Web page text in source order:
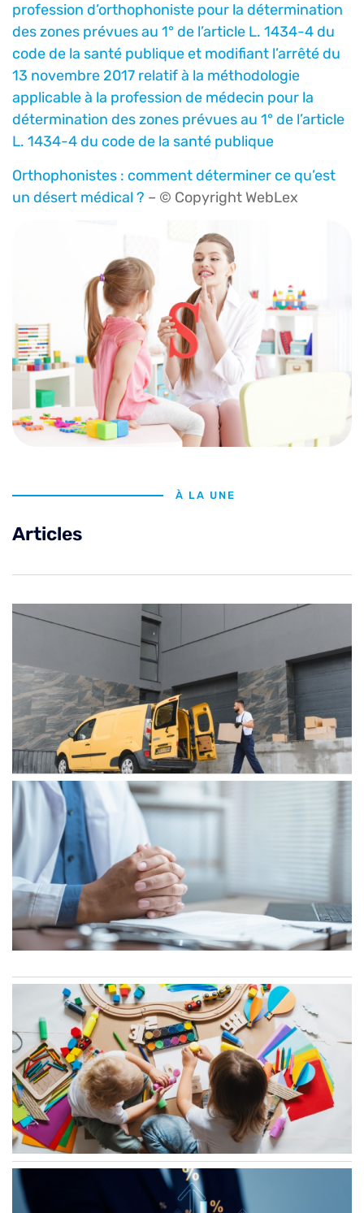
profession d’orthophoniste pour la détermination
des zones prévues au 1° de l’article L. 1434-4 du
code de la santé publique et modifiant l’arrêté du
13 novembre 2017 relatif à la méthodologie
applicable à la profession de médecin pour la
détermination des zones prévues au 1° de l’article
L. 1434-4 du code de la santé publique
Orthophonistes : comment déterminer ce qu’est
un désert médical ? – © Copyright WebLex
À LA UNE
Articles